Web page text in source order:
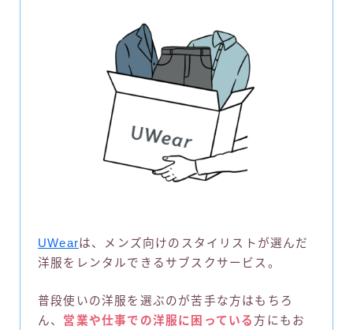
UWearは、メンズ向けのスタイリストが選んだ
洋服をレンタルできるサブスクサービス。
普段使いの洋服を選ぶのが苦手な方はもちろ
ん、 営業や仕事での洋服に困っている方にもお